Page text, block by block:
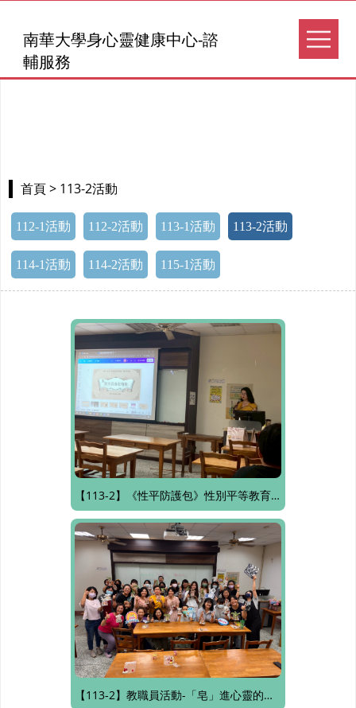
首頁 > 113-2活動
112-1活動 112-2活動 113-1活動 113-2活動
114-1活動 114-2活動 115-1活動
【113-2】《性平防護包》性別平等教育講座
【113-2】教職員活動-「皂」進心靈的甜蜜角落：手作與療癒的幸福旅程
南華大學身心靈健康中心-諮
輔服務